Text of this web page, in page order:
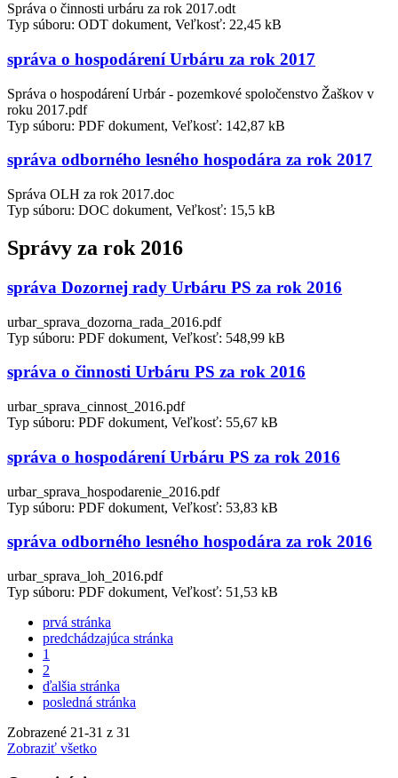
Správa o činnosti urbáru za rok 2017.odt
Typ súboru: ODT dokument, Veľkosť: 22,45 kB
správa o hospodárení Urbáru za rok 2017
Správa o hospodárení Urbár - pozemkové spoločenstvo Žaškov v
roku 2017.pdf
Typ súboru: PDF dokument, Veľkosť: 142,87 kB
správa odborného lesného hospodára za rok 2017
Správa OLH za rok 2017.doc
Typ súboru: DOC dokument, Veľkosť: 15,5 kB
Správy za rok 2016
správa Dozornej rady Urbáru PS za rok 2016
urbar_sprava_dozorna_rada_2016.pdf
Typ súboru: PDF dokument, Veľkosť: 548,99 kB
správa o činnosti Urbáru PS za rok 2016
urbar_sprava_cinnost_2016.pdf
Typ súboru: PDF dokument, Veľkosť: 55,67 kB
správa o hospodárení Urbáru PS za rok 2016
urbar_sprava_hospodarenie_2016.pdf
Typ súboru: PDF dokument, Veľkosť: 53,83 kB
správa odborného lesného hospodára za rok 2016
urbar_sprava_loh_2016.pdf
Typ súboru: PDF dokument, Veľkosť: 51,53 kB
prvá stránka
predchádzajúca stránka
1
2
ďalšia stránka
posledná stránka
Zobrazené 21-31 z 31
Zobraziť všetko